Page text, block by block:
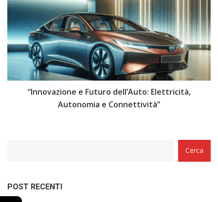
“Innovazione e Futuro dell’Auto: Elettricità,
Autonomia e Connettività”
Cerca
POST RECENTI